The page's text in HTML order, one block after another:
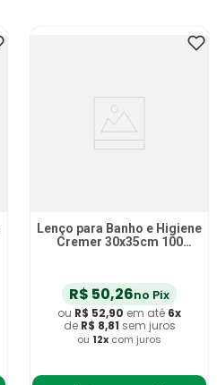
Lenço para Banho e Higiene
Cremer 30x35cm 100
R$ 50,26no Pix
ou R$ 52,90 em até 6x
de R$ 8,81 sem juros
ou 12x com juros